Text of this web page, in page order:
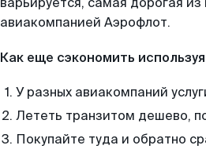
авиакомпанией Аэрофлот.
Как еще сэкономить
У разных авиакомпаний
Лететь транзитом дешево,
Покупайте туда и обратно